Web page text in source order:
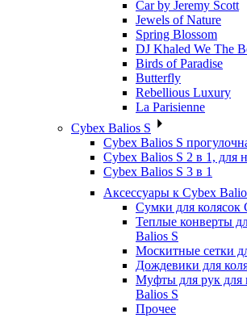
Car by Jeremy Scott
Jewels of Nature
Spring Blossom
DJ Khaled We The
Birds of Paradise
Butterfly
Rebellious Luxury
La Parisienne
Cybex Balios S
Cybex Balios S
Cybex Balios S 2 в 1, для
Cybex Balios S 3 в 1
Аксессуары к Cybex
Сумки для колясок
Теплые конверты
Balios S
Москитные сетки
Дождевики для
Муфты для рук для
Balios S
Прочее